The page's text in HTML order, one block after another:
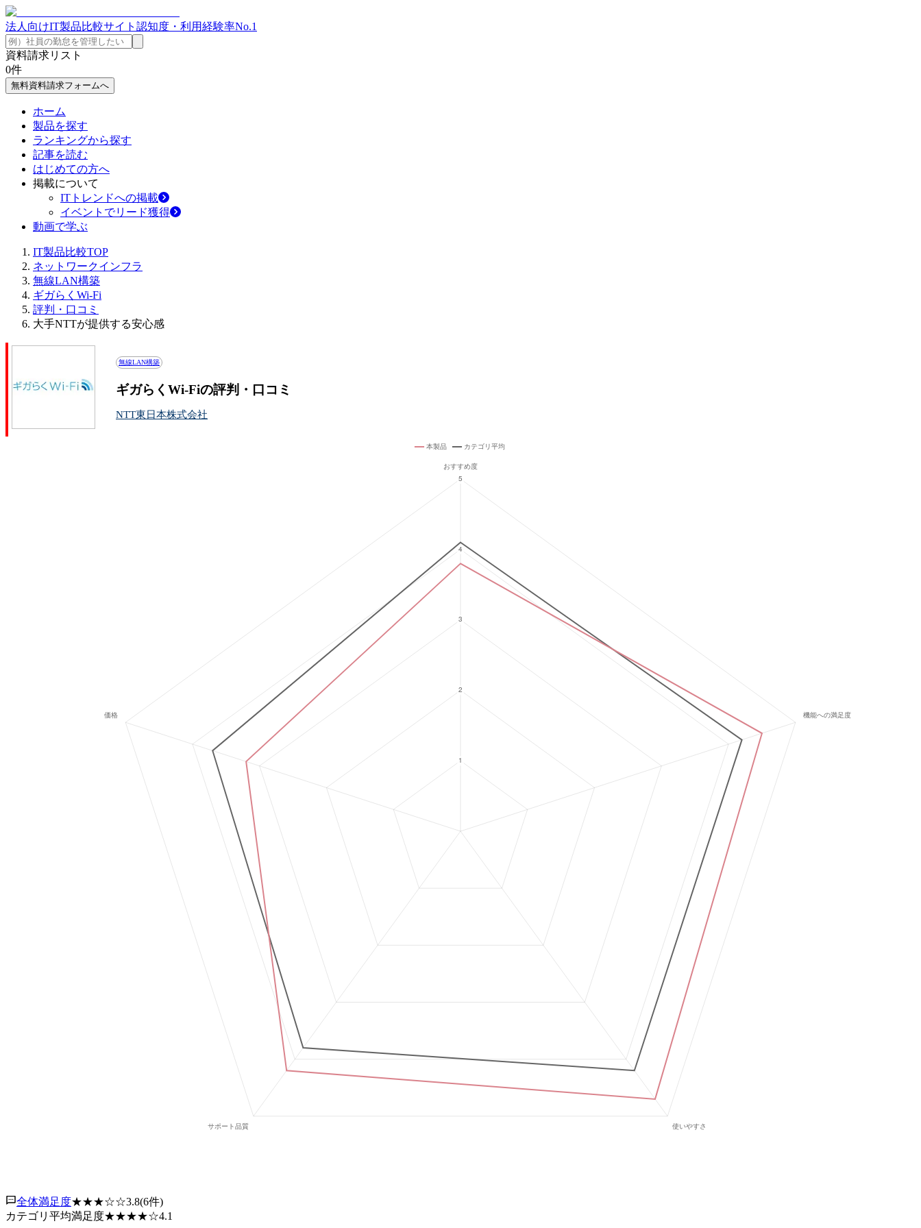
法人向けIT製品比較サイト 認知度・利用経験率No.1
資料請求リスト
0件
無料資料請求フォームへ
ホーム
製品を探す
ランキングから探す
記事を読む
はじめての方へ
掲載について
ITトレンドへの掲載
イベントでリード獲得
動画で学ぶ
IT製品比較TOP
ネットワークインフラ
無線LAN構築
ギガらくWi-Fi
評判・口コミ
大手NTTが提供する安心感
無線LAN構築
ギガらくWi-Fiの評判・口コミ
NTT東日本株式会社
全体満足度★★★☆☆3.8(6件)
カテゴリ平均満足度★★★★☆4.1